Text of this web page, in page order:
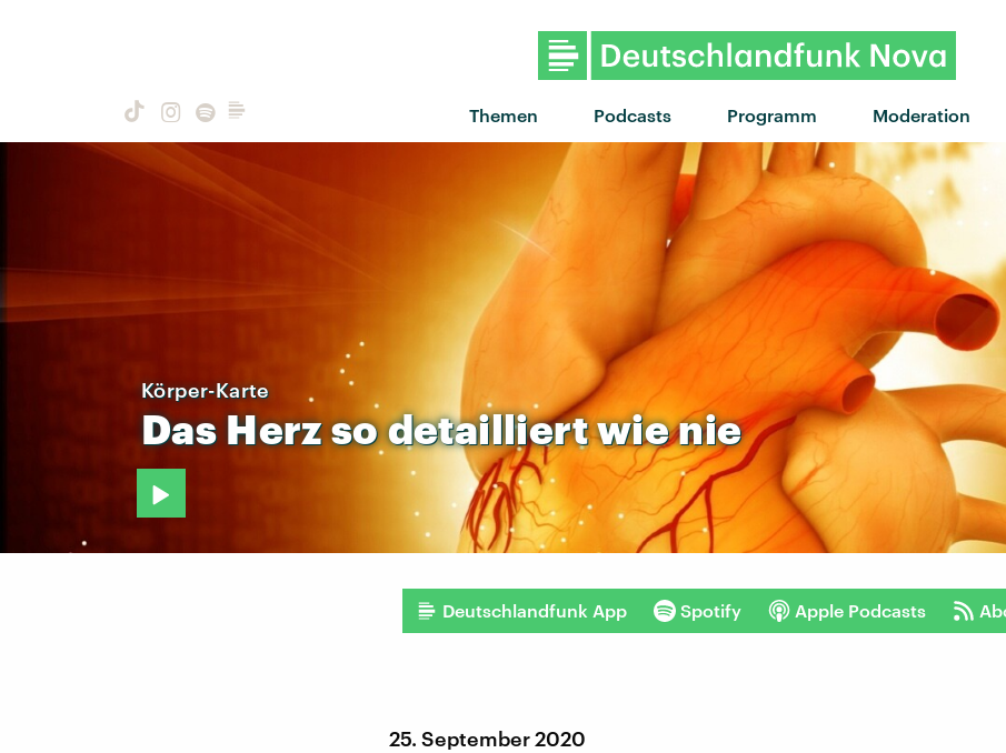
Themen Podcasts Programm Moderation
Körper-Karte
DasHerzsodetailliertwienie
Deutschlandfunk App Spotify Apple Podcasts
25. September 2020